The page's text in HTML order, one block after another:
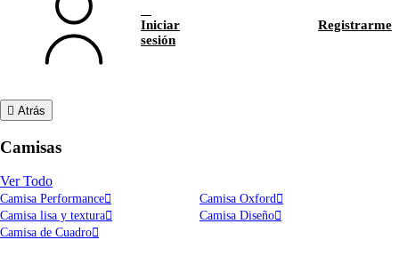
Iniciar
sesión
Registrarme
Atrás
Camisas
Ver Todo
Camisa Performance
Camisa Oxford
Camisa lisa y textura
Camisa Diseño
Camisa de Cuadro